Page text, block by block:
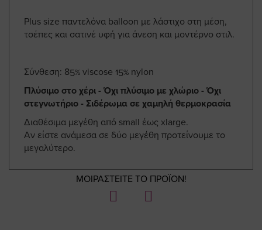
Plus size παντελόνα balloon με λάστιχο στη μέση,
τσέπες και σατινέ υφή για άνεση και μοντέρνο στιλ.
Σύνθεση: 85% viscose 15% nylon
Πλύσιμο στο χέρι - Όχι πλύσιμο με χλώριο - Όχι
στεγνωτήριο - Σιδέρωμα σε χαμηλή θερμοκρασία
Διαθέσιμα μεγέθη από small έως xlarge.
Αν είστε ανάμεσα σε δύο μεγέθη προτείνουμε το
μεγαλύτερο.
ΜΟΙΡΑΣΤΕΙΤΕ ΤΟ ΠΡΟΪΟΝ!